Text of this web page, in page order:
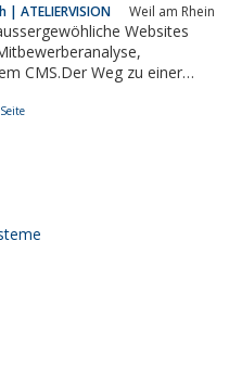
ATELIERVISION Weil am Rhein
Websites
CMS.Der Weg zu einer
zu einer erfolgreichen